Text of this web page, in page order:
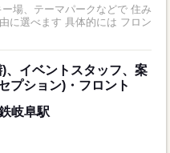
場、テーマパークなどで 住み
に選べます 具体的には フロン
、イベントスタッフ、案
プション)・フロント
岐阜駅